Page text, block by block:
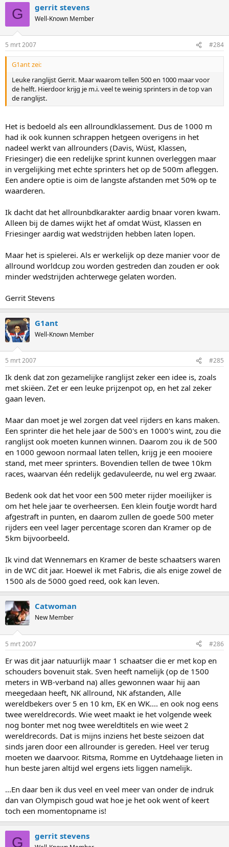
G gerrit stevens
Well-Known Member
5 mrt 2007 #284
G1ant zei:
Leuke ranglijst Gerrit. Maar waarom tellen 500 en 1000 maar voor
de helft. Hierdoor krijg je m.i. veel te weinig sprinters in de top van
de ranglijst.
Het is bedoeld als een allroundklassement. Dus de 1000 m
had ik ook kunnen schrappen hetgeen overigens in het
nadeel werkt van allrounders (Davis, Wüst, Klassen,
Friesinger) die een redelijke sprint kunnen overleggen maar
in vergelijking met echte sprinters het op de 500m afleggen.
Een andere optie is oim de langste afstanden met 50% op te
waarderen.
Ik dacht dat het allrounbdkarakter aardig bnaar voren kwam.
Alleen bij de dames wijkt het af omdat Wüst, Klassen en
Friesinger aardig wat wedstrijden hebben laten lopen.
Maar het is spielerei. Als er werkelijk op deze manier voor de
allround worldcup zou worden gestreden dan zouden er ook
minder wedstrijden achterwege gelaten worden.
Gerrit Stevens
G1ant
Well-Known Member
5 mrt 2007 #285
Ik denk dat zon gezamelijke ranglijst zeker een idee is, zoals
met skiëen. Zet er een leuke prijzenpot op, en het zal zeker
gaan leven.
Maar dan moet je wel zorgen dat veel rijders en kans maken.
Een sprinter die het hele jaar de 500's en 1000's wint, zou die
ranglijst ook moeten kunnen winnen. Daarom zou ik de 500
en 1000 gewoon normaal laten tellen, krijg je een mooiere
stand, met meer sprinters. Bovendien tellen de twee 10km
races, waarvan één redelijk gedavuleerde, nu wel erg zwaar.
Bedenk ook dat het voor een 500 meter rijder moeilijker is
om het hele jaar te overheersen. Een klein foutje wordt hard
afgestraft in punten, en daarom zullen de goede 500 meter
rijders een veel lager percentage scoren dan Kramer op de
5km bijvoorbeeld.
Ik vind dat Wennemars en Kramer de beste schaatsers waren
in de WC dit jaar. Hoewel ik met Fabris, die als enige zowel de
1500 als de 5000 goed reed, ook kan leven.
Catwoman
New Member
5 mrt 2007 #286
Er was dit jaar natuurlijk maar 1 schaatser die er met kop en
schouders bovenuit stak. Sven heeft namelijk (op de 1500
meters in WB-verband na) alles gewonnen waar hij aan
meegedaan heeft, NK allround, NK afstanden, Alle
wereldbekers over 5 en 10 km, EK en WK.... en ook nog eens
twee wereldrecords. Wie weet maakt ie het volgende week
nog bonter met nog twee wereldtitels en wie weet 2
wereldrecords. Dat is mijns inziens het beste seizoen dat
sinds jaren door een allrounder is gereden. Heel ver terug
moeten we daarvoor. Ritsma, Romme en Uytdehaage lieten in
hun beste jaren altijd wel ergens iets liggen namelijk.
...En daar ben ik dus veel en veel meer van onder de indruk
dan van Olympisch goud wat hoe je het ook went of keert
toch een momentopname is!
G gerrit stevens